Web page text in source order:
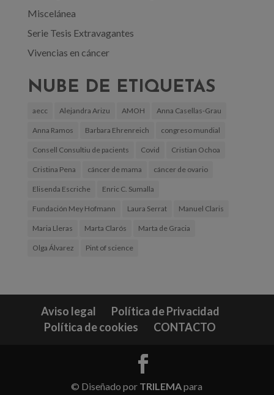
Miscelánea
Serie Tesis Extravagantes
Vivencias en cáncer
NUBE DE ETIQUETAS
aecc Alejandra Arizu AMOH Anna Casellas-Grau
Anna Ramos Barbara Ehrenreich congreso mundial
Consell Consultiu de pacients Covid Cristian Ochoa
Cristina Pena cáncer de mama cáncer de ovario
Elisenda Escriche Enric C. Sumalla
Fundación Mey Hofmann Laura Serrat Manuel Claris
Maria Lleras Marta Clarós Marta de Gracia
Olga Álvarez Pint of science
Aviso legal
Política de Privacidad
Política de cookies
CONTACTO
© Diseñado por TRILEMApara